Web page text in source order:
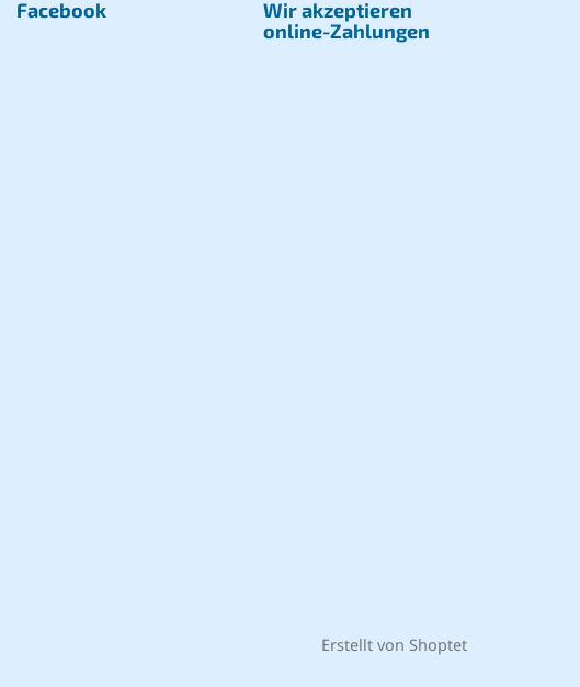
Facebook
Wir akzeptieren
online-Zahlungen
Erstellt von Shoptet